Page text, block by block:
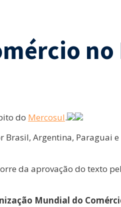
no
do Mercosul.
Brasil, Argentina, Paraguai
da aprovação do texto
Mundial do